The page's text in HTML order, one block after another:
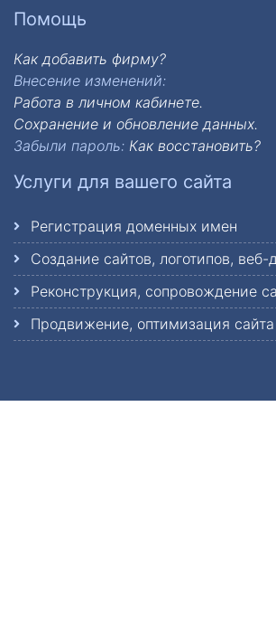
Помощь
Как добавить фирму?
Внесение изменений:
Работа в личном кабинете.
Сохранение и обновление данных.
Забыли пароль: Как восстановить?
Услуги для вашего сайта
Регистрация доменных имен
Создание сайтов, логотипов, веб-
Реконструкция, сопровождение
Продвижение, оптимизация сайта